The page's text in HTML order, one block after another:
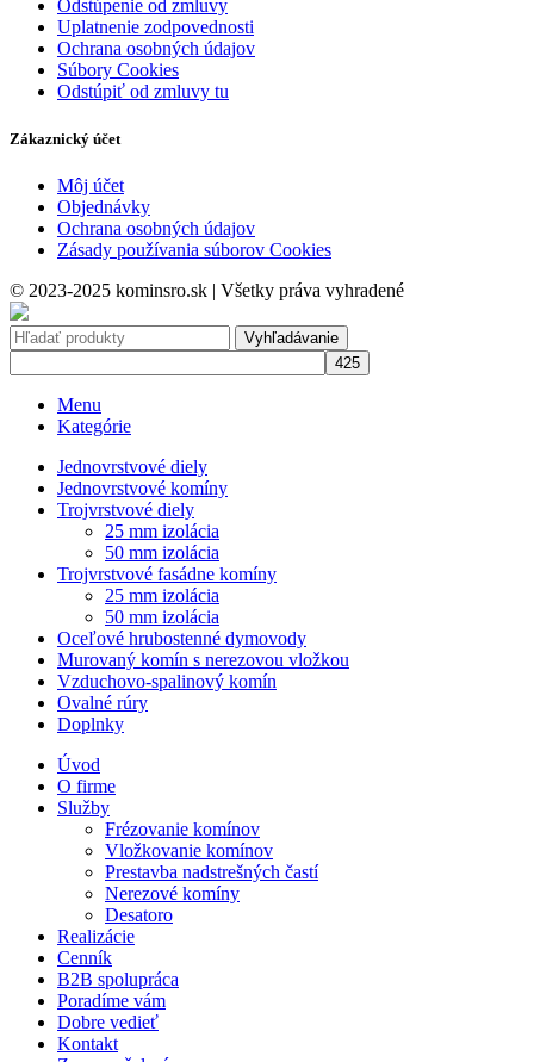
Odstúpenie od zmluvy
Uplatnenie zodpovednosti
Ochrana osobných údajov
Súbory Cookies
Odstúpiť od zmluvy tu
Zákaznický účet
Môj účet
Objednávky
Ochrana osobných údajov
Zásady používania súborov Cookies
© 2023-2025 kominsro.sk | Všetky práva vyhradené
Vyhľadávanie
Menu
Kategórie
Jednovrstvové diely
Jednovrstvové komíny
Trojvrstvové diely
25 mm izolácia
50 mm izolácia
Trojvrstvové fasádne komíny
25 mm izolácia
50 mm izolácia
Oceľové hrubostenné dymovody
Murovaný komín s nerezovou vložkou
Vzduchovo-spalinový komín
Ovalné rúry
Doplnky
Úvod
O firme
Služby
Frézovanie komínov
Vložkovanie komínov
Prestavba nadstrešných častí
Nerezové komíny
Desatoro
Realizácie
Cenník
B2B spolupráca
Poradíme vám
Dobre vedieť
Kontakt